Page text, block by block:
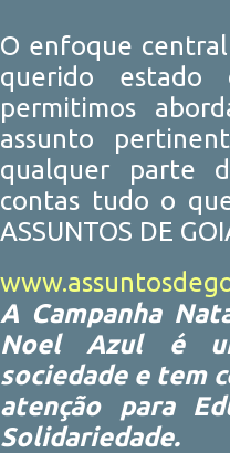
O enfoque
querido estado
permitimos
assunto
qualquer parte
contas tudo o
ASSUNTOS DE
A Campanha
Noel Azul é
sociedade e tem
atenção para
Solidariedade.